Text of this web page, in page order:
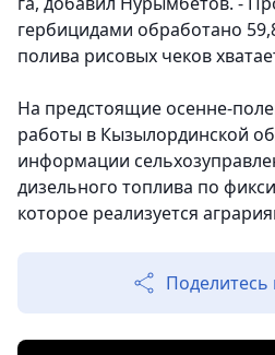
гербицидами обработано
полива рисовых чеков
На предстоящие осенне-
работы в Кызылординской
информации
дизельного топлива по
которое реализуется